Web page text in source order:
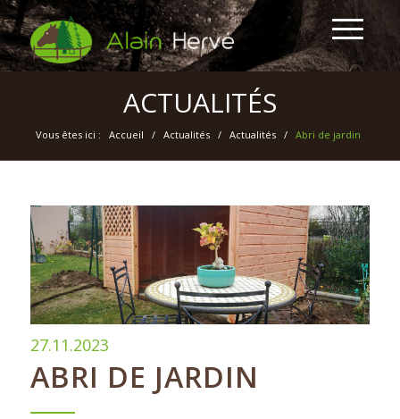
ACTUALITÉS
Vous êtes ici : Accueil / Actualités / Actualités / Abri de jardin
27.11.2023
ABRI DE JARDIN